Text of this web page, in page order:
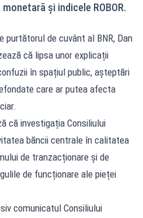
și indicele ROBOR.
de cuvânt al BNR, Dan
că lipsa unor explicații
în spațiul public, așteptări
care ar putea afecta
că investigația Consiliului
băncii centrale în calitatea
de tranzacționare și de
de funcționare ale pieței
comunicatul Consiliului